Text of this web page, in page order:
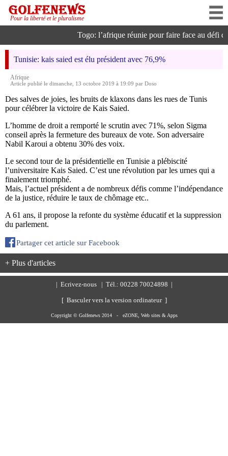
Pour la liberté et le pluralisme
Togo: l’afrique réunie pour faire face au défi
Tunisie: kais saied est élu président avec 76,9%
Afrique
Article publié le dimanche, 13 octobre 2019 à 19:09 par Doso
Des salves de joies, les bruits de klaxons dans les rues de Tunis
pour célébrer la victoire de Kais Saied.
L’homme de droit a remporté le scrutin avec 71%, selon Sigma
conseil après la fermeture des bureaux de vote. Son adversaire
Nabil Karoui a obtenu 30% des voix.
Le second tour de la présidentielle en Tunisie a plébiscité
l’universitaire Kais Saied. C’est une révolution par les urnes qui a
finalement triomphé.
Mais, l’actuel président a de nombreux défis comme l’indépendance
de la justice, réduire le taux de chômage etc..
A 61 ans, il propose la refonte du système éducatif et la suppression
du parlement.
Partager cet article sur Facebook
+ Plus d'articles
Ecrivez-nous | Tél.: 00228 70024898 |
[ Basculer vers la version ordinateur ]
Copyright © Golfenews 2014 - eZONE, Web sites & Apps